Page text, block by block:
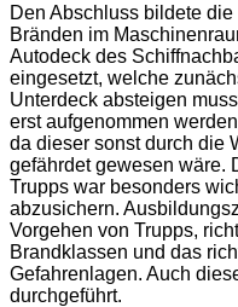
Den Abschluss bildete
Bränden im
Autodeck des
eingesetzt, welche
Unterdeck absteigen
erst aufgenommen
da dieser sonst durch die
gefährdet gewesen wäre.
Trupps war besonders
abzusichern.
Vorgehen von Trupps,
Brandklassen und das
Gefahrenlagen. Auch
durchgeführt.